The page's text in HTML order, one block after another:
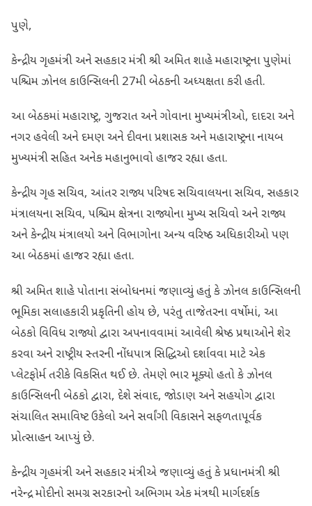
પુણે,
કેન્દ્રીય ગૃહમંત્રી અને સહકાર મંત્રી શ્રી અમિત શાહે મહારાષ્ટ્રના પુણેમાં
પશ્ચિમ ઝોનલ કાઉન્સિલની 27મી બેઠકની અધ્યક્ષતા કરી હતી.
આ બેઠકમાં મહારાષ્ટ્ર, ગુજરાત અને ગોવાના મુખ્યમંત્રીઓ, દાદરા અને
નગર હવેલી અને દમણ અને દીવના પ્રશાસક અને મહારાષ્ટ્રના નાયબ
મુખ્યમંત્રી સહિત અનેક મહાનુભાવો હાજર રહ્યા હતા.
કેન્દ્રીય ગૃહ સચિવ, આંતર રાજ્ય પરિષદ સચિવાલયના સચિવ, સહકાર
મંત્રાલયના સચિવ, પશ્ચિમ ક્ષેત્રના રાજ્યોના મુખ્ય સચિવો અને રાજ્ય
અને કેન્દ્રીય મંત્રાલયો અને વિભાગોના અન્ય વરિષ્ઠ અધિકારીઓ પણ
આ બેઠકમાં હાજર રહ્યા હતા.
શ્રી અમિત શાહે પોતાના સંબોધનમાં જણાવ્યું હતું કે ઝોનલ કાઉન્સિલની
ભૂમિકા સલાહકારી પ્રકૃતિની હોય છે, પરંતુ તાજેતરના વર્ષોમાં, આ
બેઠકો વિવિધ રાજ્યો દ્વારા અપનાવવામાં આવેલી શ્રેષ્ઠ પ્રથાઓને શેર
કરવા અને રાષ્ટ્રીય સ્તરની નોંધપાત્ર સિદ્ધિઓ દર્શાવવા માટે એક
પ્લેટફોર્મ તરીકે વિકસિત થઈ છે. તેમણે ભાર મૂક્યો હતો કે ઝોનલ
કાઉન્સિલની બેઠકો દ્વારા, દેશે સંવાદ, જોડાણ અને સહયોગ દ્વારા
સંચાલિત સમાવિષ્ટ ઉકેલો અને સર્વાંગી વિકાસને સફળતાપૂર્વક
પ્રોત્સાહન આપ્યું છે.
કેન્દ્રીય ગૃહમંત્રી અને સહકાર મંત્રીએ જણાવ્યું હતું કે પ્રધાનમંત્રી શ્રી
નરેન્દ્ર મોદીનો સમગ્ર સરકારનો અભિગમ એક મંત્રથી માર્ગદર્શક